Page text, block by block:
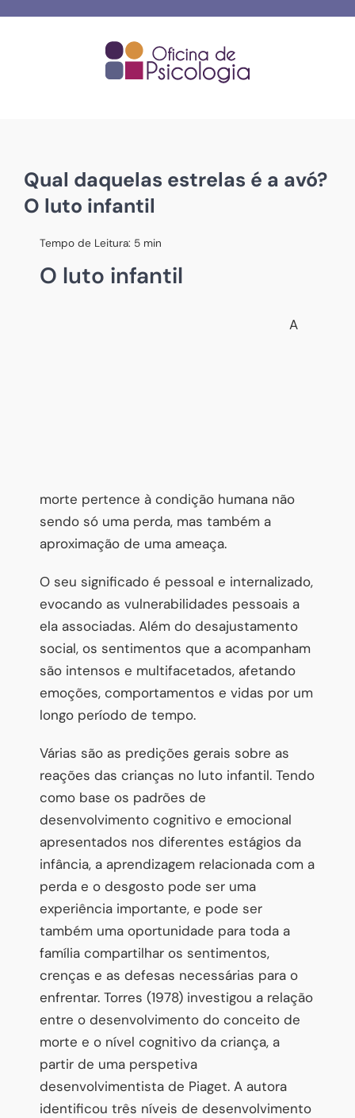
Qual daquelas estrelas é a avó?
O luto infantil
Tempo de Leitura: 5 min
O luto infantil
A
morte pertence à condição humana não
sendo só uma perda, mas também a
aproximação de uma ameaça.
O seu significado é pessoal e internalizado,
evocando as vulnerabilidades pessoais a
ela associadas. Além do desajustamento
social, os sentimentos que a acompanham
são intensos e multifacetados, afetando
emoções, comportamentos e vidas por um
longo período de tempo.
Várias são as predições gerais sobre as
reações das crianças no luto infantil. Tendo
como base os padrões de
desenvolvimento cognitivo e emocional
apresentados nos diferentes estágios da
infância, a aprendizagem relacionada com a
perda e o desgosto pode ser uma
experiência importante, e pode ser
também uma oportunidade para toda a
família compartilhar os sentimentos,
crenças e as defesas necessárias para o
enfrentar. Torres (1978) investigou a relação
entre o desenvolvimento do conceito de
morte e o nível cognitivo da criança, a
partir de uma perspetiva
desenvolvimentista de Piaget. A autora
identificou três níveis de desenvolvimento